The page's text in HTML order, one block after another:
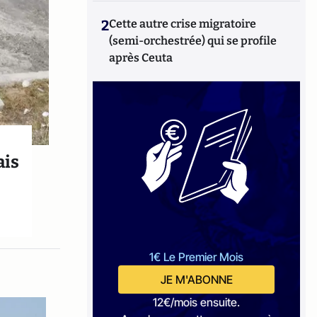
2Cette autre crise migratoire
(semi-orchestrée) qui se profile
après Ceuta
1€ Le Premier Mois
JE M'ABONNE
12€/mois ensuite.